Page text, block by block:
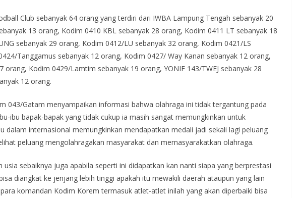
Club sebanyak 64 orang yang terdiri dari IWBA Lampung Tengah sebanyak 20
13 orang, Kodim 0410 KBL sebanyak 28 orang, Kodim 0411 LT sebanyak 18
sebanyak 29 orang, Kodim 0412/LU sebanyak 32 orang, Kodim 0421/LS
Tanggamus sebanyak 12 orang, Kodim 0427/ Way Kanan sebanyak 12 orang,
orang, Kodim 0429/Lamtim sebanyak 19 orang, YONIF 143/TWEJ sebanyak 28
12 orang.
043/Gatam menyampaikan informasi bahwa olahraga ini tidak tergantung pada
ibu bapak-bapak yang tidak cukup ia masih sangat memungkinkan untuk
dalam internasional memungkinkan mendapatkan medali jadi sekali lagi peluang
peluang mengolahragakan masyarakat dan memasyarakatkan olahraga.
sebaiknya juga apabila seperti ini didapatkan kan nanti siapa yang berprestasi
diangkat ke jenjang lebih tinggi apakah itu mewakili daerah ataupun yang lain
komandan Kodim Korem termasuk atlet-atlet inilah yang akan diperbaiki bisa